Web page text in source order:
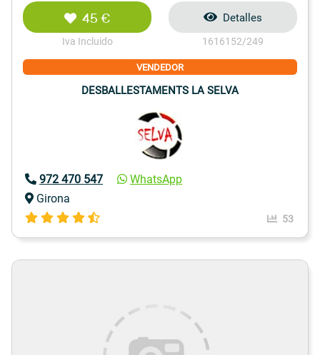
45 €
Iva Incluido
Detalles
1616152/249
VENDEDOR
DESBALLESTAMENTS LA SELVA
972 470 547
WhatsApp
Girona
53